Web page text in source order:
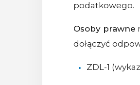
podatkowego.
Osoby prawne
dołączyć
ZDL-1